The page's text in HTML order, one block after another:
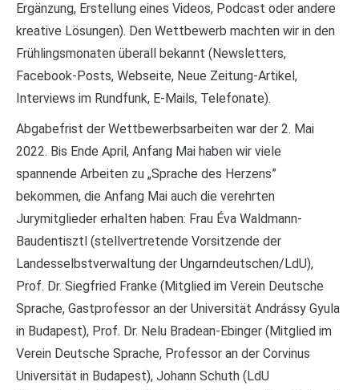
Ergänzung, Erstellung eines Videos, Podcast oder andere
kreative Lösungen). Den Wettbewerb machten wir in den
Frühlingsmonaten überall bekannt (Newsletters,
Facebook-Posts, Webseite, Neue Zeitung-Artikel,
Interviews im Rundfunk, E-Mails, Telefonate).
Abgabefrist der Wettbewerbsarbeiten war der 2. Mai
2022. Bis Ende April, Anfang Mai haben wir viele
spannende Arbeiten zu „Sprache des Herzens”
bekommen, die Anfang Mai auch die verehrten
Jurymitglieder erhalten haben: Frau Éva Waldmann-
Baudentisztl (stellvertretende Vorsitzende der
Landesselbstverwaltung der Ungarndeutschen/LdU),
Prof. Dr. Siegfried Franke (Mitglied im Verein Deutsche
Sprache, Gastprofessor an der Universität Andrássy Gyula
in Budapest), Prof. Dr. Nelu Bradean-Ebinger (Mitglied im
Verein Deutsche Sprache, Professor an der Corvinus
Universität in Budapest), Johann Schuth (LdU